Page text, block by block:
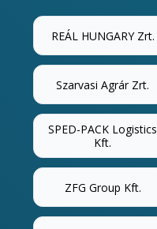
REÁL HUNGARY Zrt.
Szarvasi Agrár Zrt.
SPED-PACK Logistics
Kft.
ZFG Group Kft.